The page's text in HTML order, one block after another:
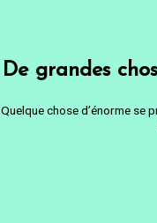
De grandes
Quelque chose d’énorme se